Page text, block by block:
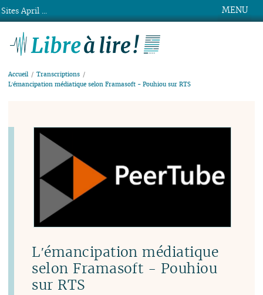
MENU
Accueil
Transcriptions
Lʹémancipation médiatique selon Framasoft - Pouhiou sur RTS
Lʹémancipation médiatique
selon Framasoft - Pouhiou
sur RTS
Sites April ...